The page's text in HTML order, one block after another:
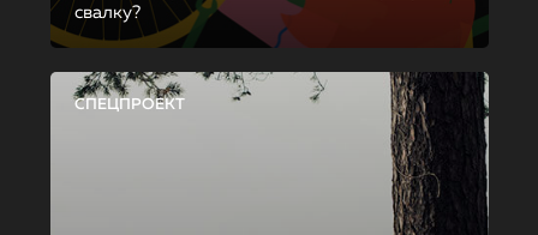
свалку?
СПЕЦПРОЕКТ